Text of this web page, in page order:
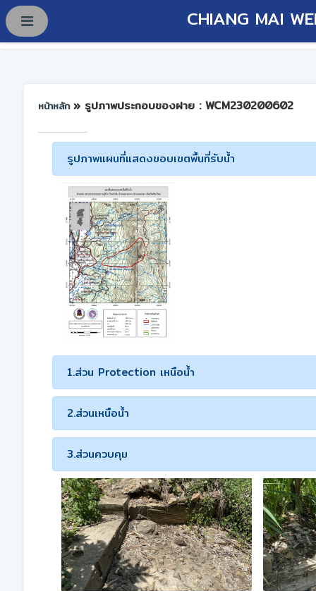
CHIANG MAI
หน้าหลัก » รูปภาพประกอบของฝาย : WCM230200602
รูปภาพแผนที่แสดงขอบเขตพื้นที่รับน้ำ
1.ส่วน Protection เหนือน้ำ
2.ส่วนเหนือน้ำ
3.ส่วนควบคุม